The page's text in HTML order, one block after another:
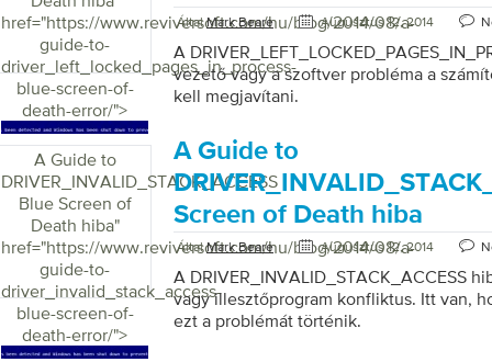
href="https://www.reviversoft.com/hu/blog/2014/08/a-
guide-to-
driver_left_locked_pages_in_process-
blue-screen-of-
death-error/">
ÁltalMark Beare Augusztus 12, 2014
A
vezető vagy a szoftver probléma a
kell megjavítani.
A Guide to
DRIVER_INVALID_STACK_ACCESS
Blue Screen of
Death hiba"
href="https://www.reviversoft.com/hu/blog/2014/08/a-
guide-to-
driver_invalid_stack_access-
blue-screen-of-
death-error/">
A Guide to
Screen of Death hiba
ÁltalMark Beare Augusztus 12, 2014
A DRIVER_INVALID_STACK_ACCESS
vagy illesztőprogram konfliktus. Itt van,
ezt a problémát történik.